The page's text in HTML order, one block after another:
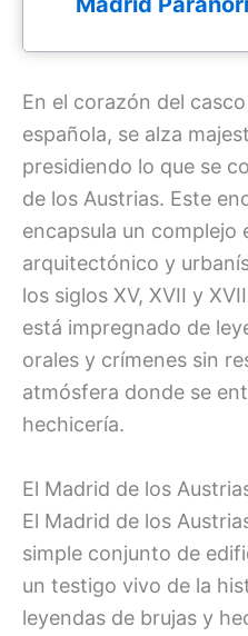
En el corazón del
española, se alza
presidiendo lo que se
de los Austrias. Este
encapsula un complejo
arquitectónico y
los siglos XV, XVII y
está impregnado de
orales y crímenes sin
atmósfera donde se
hechicería.
El Madrid de los
El Madrid de los
simple conjunto de
un testigo vivo de la
leyendas de brujas y